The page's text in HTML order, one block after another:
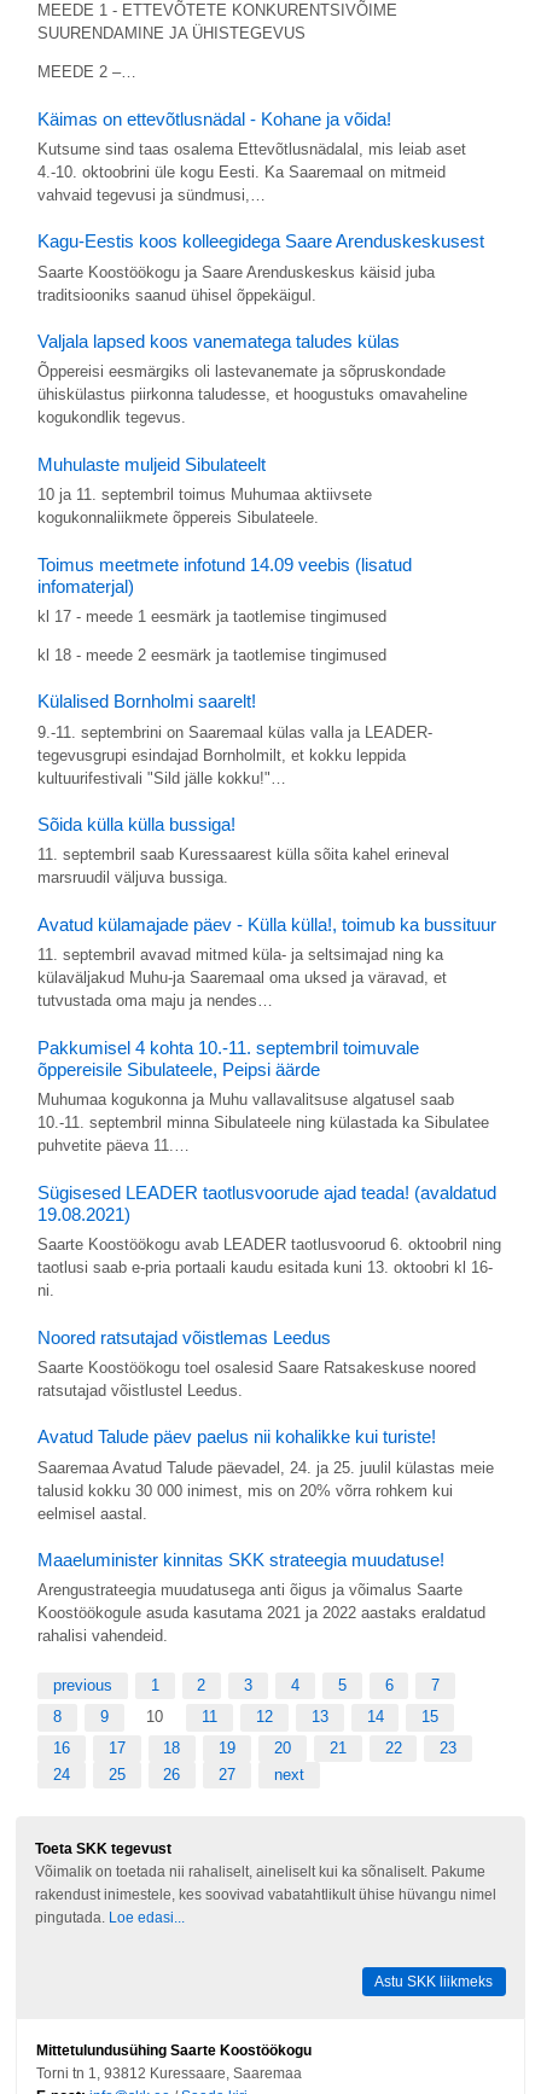
MEEDE 1 - ETTEVÕTETE KONKURENTSIVÕIME
SUURENDAMINE JA ÜHISTEGEVUS
MEEDE 2 –…
Käimas on ettevõtlusnädal - Kohane ja võida!
Kutsume sind taas osalema Ettevõtlusnädalal, mis leiab aset
4.-10. oktoobrini üle kogu Eesti. Ka Saaremaal on mitmeid
vahvaid tegevusi ja sündmusi,…
Kagu-Eestis koos kolleegidega Saare Arenduskeskusest
Saarte Koostöökogu ja Saare Arenduskeskus käisid juba
traditsiooniks saanud ühisel õppekäigul.
Valjala lapsed koos vanematega taludes külas
Õppereisi eesmärgiks oli lastevanemate ja sõpruskondade
ühiskülastus piirkonna taludesse, et hoogustuks omavaheline
kogukondlik tegevus.
Muhulaste muljeid Sibulateelt
10 ja 11. septembril toimus Muhumaa aktiivsete
kogukonnaliikmete õppereis Sibulateele.
Toimus meetmete infotund 14.09 veebis (lisatud
infomaterjal)
kl 17 - meede 1 eesmärk ja taotlemise tingimused
kl 18 - meede 2 eesmärk ja taotlemise tingimused
Külalised Bornholmi saarelt!
9.-11. septembrini on Saaremaal külas valla ja LEADER-
tegevusgrupi esindajad Bornholmilt, et kokku leppida
kultuurifestivali "Sild jälle kokku!"…
Sõida külla külla bussiga!
11. septembril saab Kuressaarest külla sõita kahel erineval
marsruudil väljuva bussiga.
Avatud külamajade päev - Külla külla!, toimub ka bussituur
11. septembril avavad mitmed küla- ja seltsimajad ning ka
külaväljakud Muhu-ja Saaremaal oma uksed ja väravad, et
tutvustada oma maju ja nendes…
Pakkumisel 4 kohta 10.-11. septembril toimuvale
õppereisile Sibulateele, Peipsi äärde
Muhumaa kogukonna ja Muhu vallavalitsuse algatusel saab
10.-11. septembril minna Sibulateele ning külastada ka Sibulatee
puhvetite päeva 11.…
Sügisesed LEADER taotlusvoorude ajad teada! (avaldatud
19.08.2021)
Saarte Koostöökogu avab LEADER taotlusvoorud 6. oktoobril ning
taotlusi saab e-pria portaali kaudu esitada kuni 13. oktoobri kl 16-
ni.
Noored ratsutajad võistlemas Leedus
Saarte Koostöökogu toel osalesid Saare Ratsakeskuse noored
ratsutajad võistlustel Leedus.
Avatud Talude päev paelus nii kohalikke kui turiste!
Saaremaa Avatud Talude päevadel, 24. ja 25. juulil külastas meie
talusid kokku 30 000 inimest, mis on 20% võrra rohkem kui
eelmisel aastal.
Maaeluminister kinnitas SKK strateegia muudatuse!
Arengustrateegia muudatusega anti õigus ja võimalus Saarte
Koostöökogule asuda kasutama 2021 ja 2022 aastaks eraldatud
rahalisi vahendeid.
previous 1 2 3 4 5 6
7
8
9 10 11 12 13 14
15
16
17 18 19 20 21 22
23
24
25 26 27 next
Toeta SKK tegevust
Võimalik on toetada nii rahaliselt, aineliselt kui ka sõnaliselt. Pakume
rakendust inimestele, kes soovivad vabatahtlikult ühise hüvangu nimel
pingutada. Loe edasi...
Astu SKK liikmeks
Mittetulundusühing Saarte Koostöökogu
Torni tn 1, 93812 Kuressaare, Saaremaa